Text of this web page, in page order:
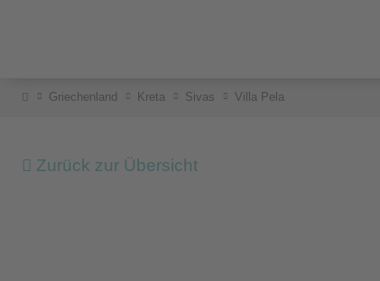
Griechenland Kreta Sivas Villa Pela
Zurück zur Übersicht